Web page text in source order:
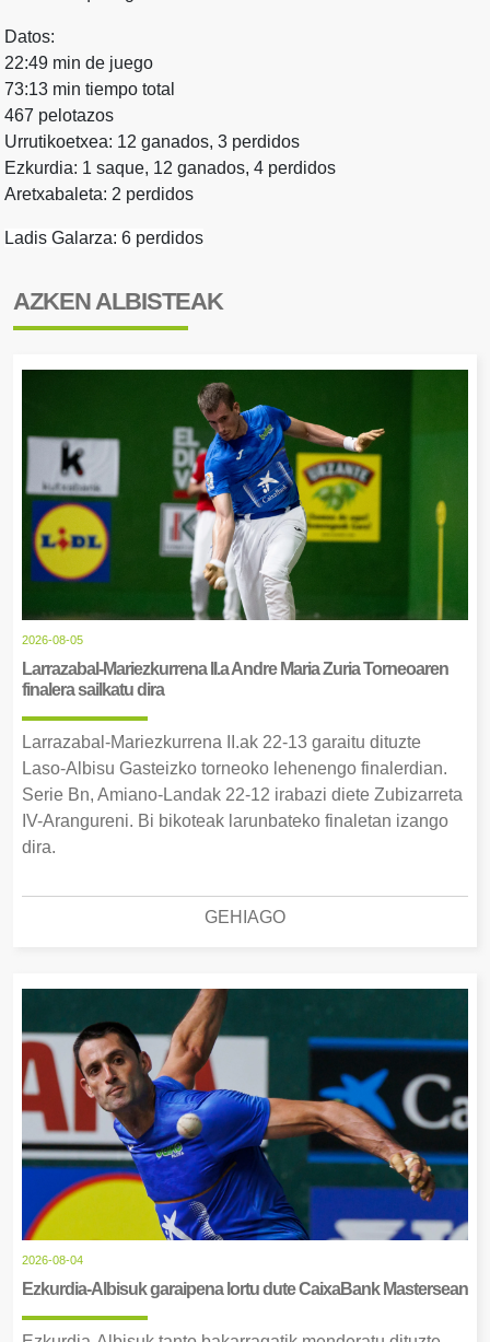
Datos:
22:49 min de juego
73:13 min tiempo total
467 pelotazos
Urrutikoetxea: 12 ganados, 3 perdidos
Ezkurdia: 1 saque, 12 ganados, 4 perdidos
Aretxabaleta: 2 perdidos
Ladis Galarza: 6 perdidos
AZKEN ALBISTEAK
2026-08-05
Larrazabal-Mariezkurrena II.a Andre Maria Zuria Torneoaren
finalera sailkatu dira
Larrazabal-Mariezkurrena II.ak 22-13 garaitu dituzte
Laso-Albisu Gasteizko torneoko lehenengo finalerdian.
Serie Bn, Amiano-Landak 22-12 irabazi diete Zubizarreta
IV-Arangureni. Bi bikoteak larunbateko finaletan izango
dira.
GEHIAGO
2026-08-04
Ezkurdia-Albisuk garaipena lortu dute CaixaBank Mastersean